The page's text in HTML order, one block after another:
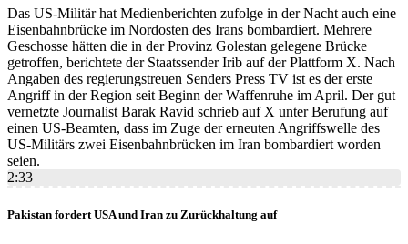
Das US-Militär hat Medienberichten zufolge in der Nacht auch eine
Eisenbahnbrücke im Nordosten des Irans bombardiert. Mehrere
Geschosse hätten die in der Provinz Golestan gelegene Brücke
getroffen, berichtete der Staatssender Irib auf der Plattform X. Nach
Angaben des regierungstreuen Senders Press TV ist es der erste
Angriff in der Region seit Beginn der Waffenruhe im April. Der gut
vernetzte Journalist Barak Ravid schrieb auf X unter Berufung auf
einen US-Beamten, dass im Zuge der erneuten Angriffswelle des
US-Militärs zwei Eisenbahnbrücken im Iran bombardiert worden
seien.
2:33
Pakistan fordert USA und Iran zu Zurückhaltung auf